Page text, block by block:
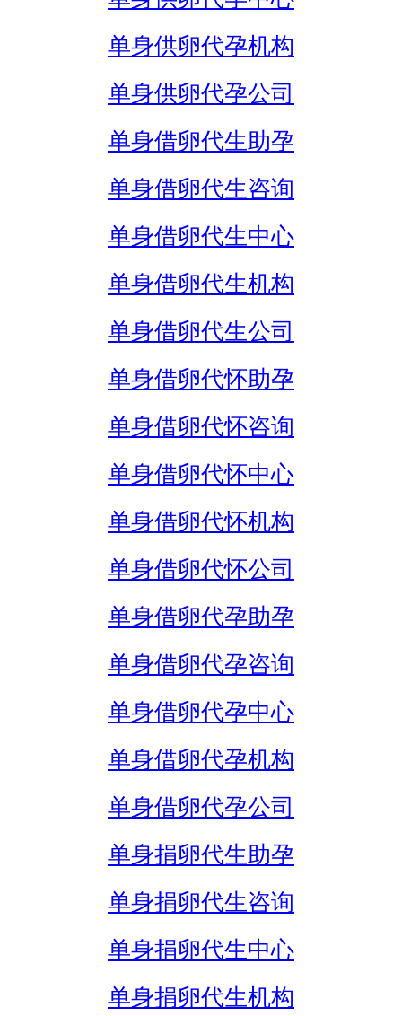
单身供卵代孕机构
单身供卵代孕公司
单身借卵代生助孕
单身借卵代生咨询
单身借卵代生中心
单身借卵代生机构
单身借卵代生公司
单身借卵代怀助孕
单身借卵代怀咨询
单身借卵代怀中心
单身借卵代怀机构
单身借卵代怀公司
单身借卵代孕助孕
单身借卵代孕咨询
单身借卵代孕中心
单身借卵代孕机构
单身借卵代孕公司
单身捐卵代生助孕
单身捐卵代生咨询
单身捐卵代生中心
单身捐卵代生机构